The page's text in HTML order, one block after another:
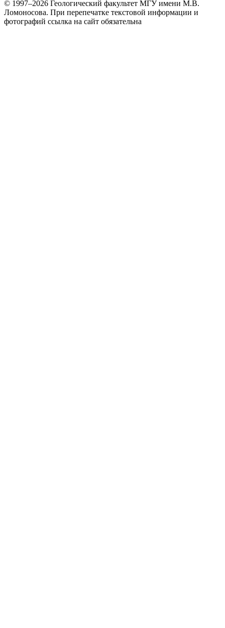
© 1997–2026 Геологический факультет МГУ имени М.В.
Ломоносова. При перепечатке текстовой информации и
фотографий ссылка на сайт обязательна